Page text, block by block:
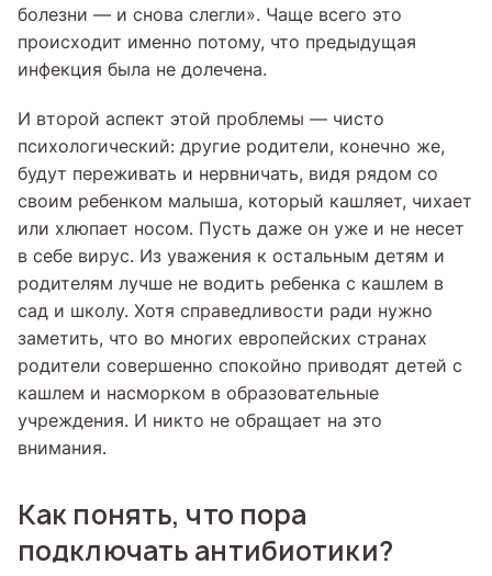
болезни — и снова слегли». Чаще всего это
происходит именно потому, что предыдущая
инфекция была не долечена.
И второй аспект этой проблемы — чисто
психологический: другие родители, конечно же,
будут переживать и нервничать, видя рядом со
своим ребенком малыша, который кашляет, чихает
или хлюпает носом. Пусть даже он уже и не несет
в себе вирус. Из уважения к остальным детям и
родителям лучше не водить ребенка с кашлем в
сад и школу. Хотя справедливости ради нужно
заметить, что во многих европейских странах
родители совершенно спокойно приводят детей с
кашлем и насморком в образовательные
учреждения. И никто не обращает на это
внимания.
Как понять, что пора
подключать антибиотики?